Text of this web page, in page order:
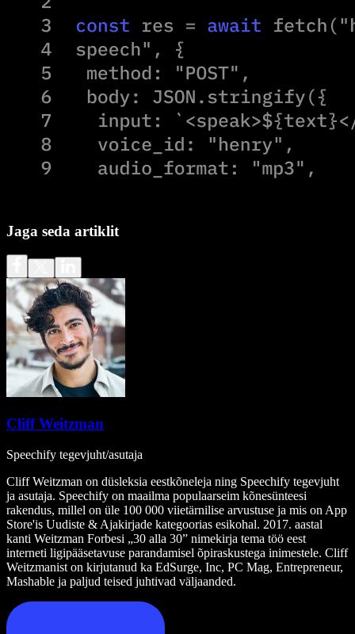
Jaga seda artiklit
Cliff Weitzman
Speechify tegevjuht/asutaja
Cliff Weitzman on düsleksia eestkõneleja ning Speechify tegevjuht
ja asutaja. Speechify on maailma populaarseim kõnesünteesi
rakendus, millel on üle 100 000 viietärnilise arvustuse ja mis on App
Store'is Uudiste & Ajakirjade kategoorias esikohal. 2017. aastal
kanti Weitzman Forbesi „30 alla 30” nimekirja tema töö eest
interneti ligipääsetavuse parandamisel õpiraskustega inimestele. Cliff
Weitzmanist on kirjutanud ka EdSurge, Inc, PC Mag, Entrepreneur,
Mashable ja paljud teised juhtivad väljaanded.